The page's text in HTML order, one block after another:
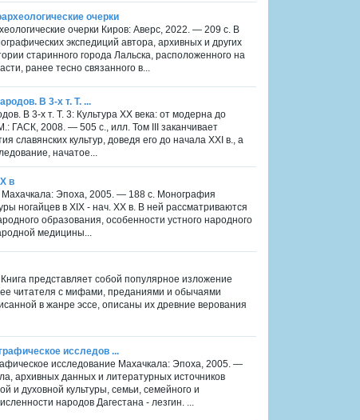
очерки
очерки Киров: Аверс, 2022. — 209 с. В
экспедиций автора, архивных и других
старинного города Лальска, расположенного на
ранее тесно связанного в...
В 3-х т. Т. ...
В 3-х т. Т. 3: Культура XX века: от модерна до
ГАСК, 2008. — 505 с., илл. Том III заканчивает
славянских культур, доведя его до начала XXI в., а
начатое...
в
Махачкала: Эпоха, 2005. — 188 с. Монография
ногайцев в XIX - нач. XX в. В ней рассматриваются
образования, особенности устного народного
медицины...
представляет собой популярное изложение
читателя с мифами, преданиями и обычаями
в жанре эссе, описаны их древние верования
исследов ...
исследование Махачкала: Эпоха, 2005. —
архивных данных и литературных источников
и духовной культуры, семьи, семейного и
народов Дагестана - лезгин. ...